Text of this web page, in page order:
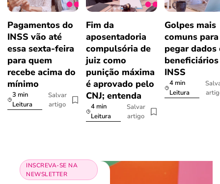
Pagamentos do
INSS vão até
essa sexta-feira
para quem
recebe acima do
mínimo
3 min
Leitura
Salvar
artigo
Fim da
aposentadoria
compulsória de
juiz como
punição máxima
é aprovado pelo
CNJ; entenda
4 min
Leitura
Salvar
artigo
Golpes mais
comuns para
pegar dados
beneficiários
INSS
4 min
Leitura
INSCREVA-SE NA
NEWSLETTER